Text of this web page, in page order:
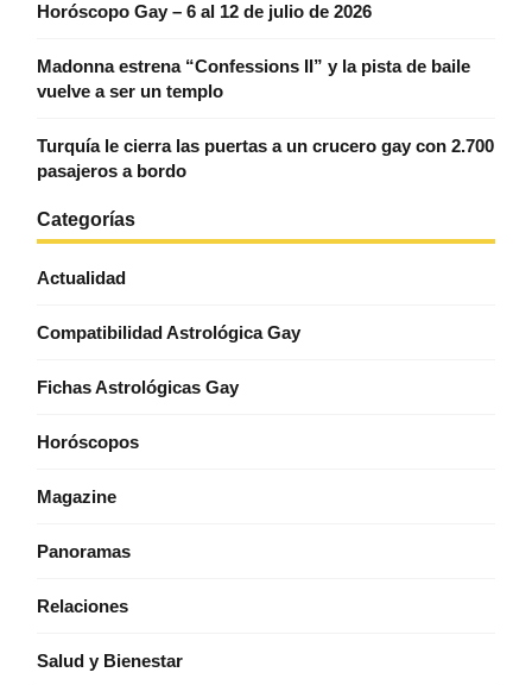
Horóscopo Gay – 6 al 12 de julio de 2026
Madonna estrena “Confessions II” y la pista de baile
vuelve a ser un templo
Turquía le cierra las puertas a un crucero gay con 2.700
pasajeros a bordo
Categorías
Actualidad
Compatibilidad Astrológica Gay
Fichas Astrológicas Gay
Horóscopos
Magazine
Panoramas
Relaciones
Salud y Bienestar